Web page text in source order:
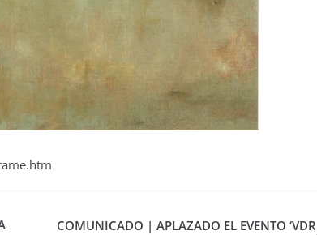
COMUNICADO | APLAZADO EL EVENTO ‘VDR